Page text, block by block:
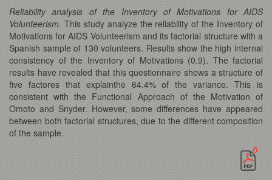
Reliability analysis of the Inventory of Motivations for AIDS
Volunteerism. This study analyze the reliability of the Inventory of
Motivations for AIDS Volunteerism and its factorial structure with a
Spanish sample of 130 volunteers. Results show the high internal
consistency of the Inventory of Motivations (0.9). The factorial
results have revealed that this questionnaire shows a structure of
five factores that explainthe 64.4% of the variance. This is
consistent with the Functional Approach of the Motivation of
Omoto and Snyder. However, some differences have appeared
between both factorial structures, due to the different composition
of the sample.